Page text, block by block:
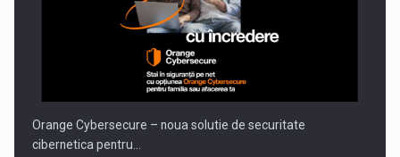
PUTTING ROMANIAN CORPORATE COMPANIES ON THE
INTERNATIONAL BUSINESS SCENE
Orange Cybersecure – noua solutie de securitate
cibernetica pentru…